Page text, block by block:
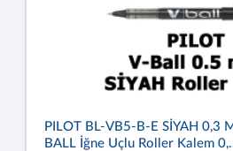
PILOT BL-VB5-B-E SİYAH 0,3
BALL İğne Uçlu Roller Kalem